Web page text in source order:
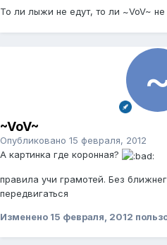
То ли лыжи не едут, то ли ~VoV~ не
~VoV~
Опубликовано 15 февраля, 2012
А картинка где коронная?
правила учи грамотей. Без
передвигаться
Изменено 15 февраля, 2012